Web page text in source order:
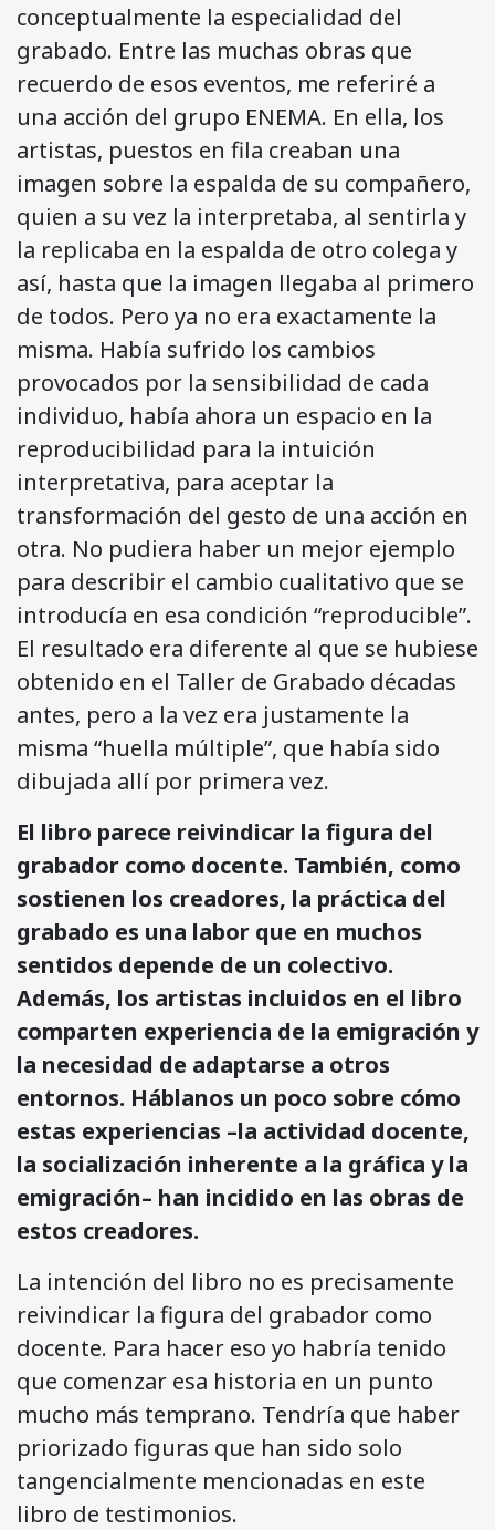
conceptualmente la especialidad del
grabado. Entre las muchas obras que
recuerdo de esos eventos, me referiré a
una acción del grupo ENEMA. En ella, los
artistas, puestos en fila creaban una
imagen sobre la espalda de su compañero,
quien a su vez la interpretaba, al sentirla y
la replicaba en la espalda de otro colega y
así, hasta que la imagen llegaba al primero
de todos. Pero ya no era exactamente la
misma. Había sufrido los cambios
provocados por la sensibilidad de cada
individuo, había ahora un espacio en la
reproducibilidad para la intuición
interpretativa, para aceptar la
transformación del gesto de una acción en
otra. No pudiera haber un mejor ejemplo
para describir el cambio cualitativo que se
introducía en esa condición “reproducible”.
El resultado era diferente al que se hubiese
obtenido en el Taller de Grabado décadas
antes, pero a la vez era justamente la
misma “huella múltiple”, que había sido
dibujada allí por primera vez.
El libro parece reivindicar la figura del
grabador como docente. También, como
sostienen los creadores, la práctica del
grabado es una labor que en muchos
sentidos depende de un colectivo.
Además, los artistas incluidos en el libro
comparten experiencia de la emigración y
la necesidad de adaptarse a otros
entornos. Háblanos un poco sobre cómo
estas experiencias –la actividad docente,
la socialización inherente a la gráfica y la
emigración– han incidido en las obras de
estos creadores.
La intención del libro no es precisamente
reivindicar la figura del grabador como
docente. Para hacer eso yo habría tenido
que comenzar esa historia en un punto
mucho más temprano. Tendría que haber
priorizado figuras que han sido solo
tangencialmente mencionadas en este
libro de testimonios.